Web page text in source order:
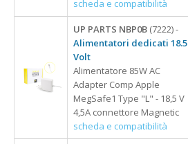
scheda e compatibilità
UP PARTS NBP0B (7222) -
Alimentatori dedicati 18.5
Volt
Alimentatore 85W AC
Adapter Comp Apple
MegSafe1 Type "L" - 18,5 V
4,5A connettore Magnetic
scheda e compatibilità